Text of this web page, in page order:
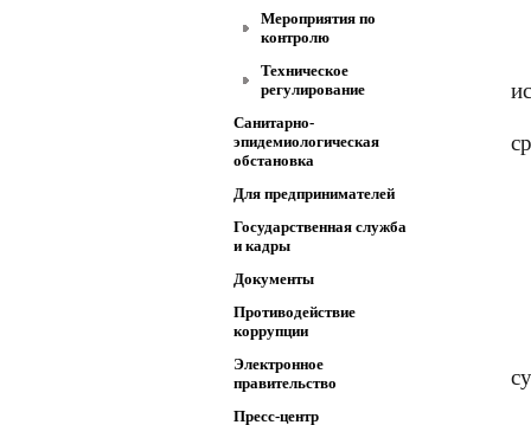
Мероприятия по
контролю
Техническое
регулирование
Санитарно-
эпидемиологическая
обстановка
Для предпринимателей
Государственная служба
и кадры
Документы
Противодействие
коррупции
Электронное
правительство
Пресс-центр